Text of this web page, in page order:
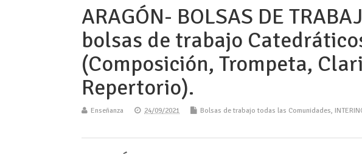
ARAGÓN- BOLSAS DE
bolsas de trabajo
(Composición, Trompeta,
Repertorio).
Enseñanza 24/09/2021 Bolsas de trabajo todas las Comunidades,